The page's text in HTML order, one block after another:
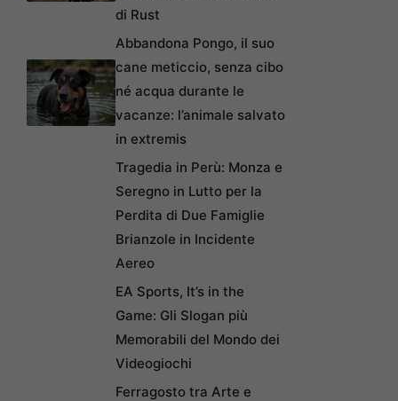
di Rust
Abbandona Pongo, il suo
cane meticcio, senza cibo
né acqua durante le
vacanze: l’animale salvato
in extremis
Tragedia in Perù: Monza e
Seregno in Lutto per la
Perdita di Due Famiglie
Brianzole in Incidente
Aereo
EA Sports, It’s in the
Game: Gli Slogan più
Memorabili del Mondo dei
Videogiochi
Ferragosto tra Arte e